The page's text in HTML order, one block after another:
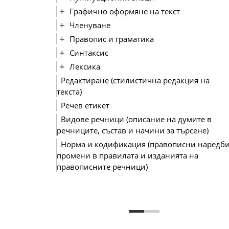
Графично оформяне на текст
Членуване
Правопис и граматика
Синтаксис
Лексика
Редактиране (стилистична редакция на
текста)
Речев етикет
Видове речници (описание на думите в
речниците, състав и начини за търсене)
Норма и кодификация (правописни
промени в правилата и изданията на
правописните речници)